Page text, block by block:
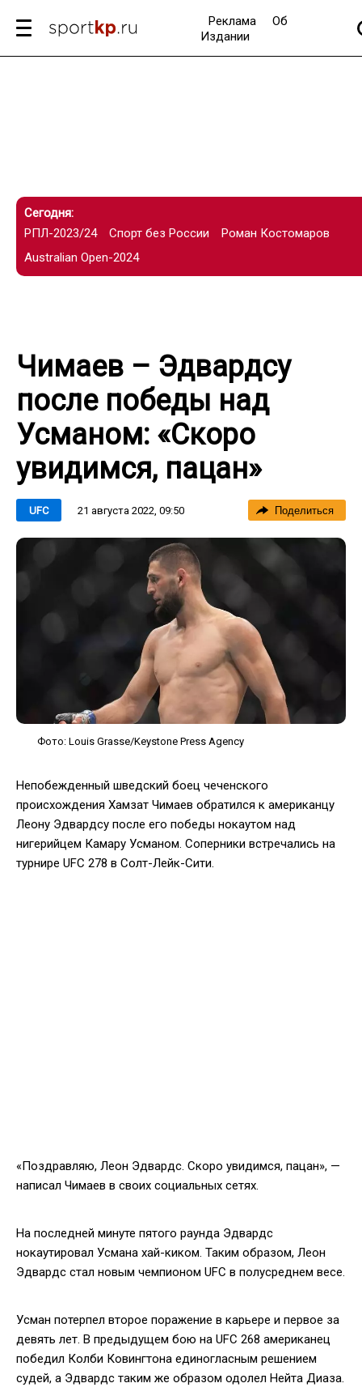
Реклама
Об
Издании
Сегодня:
РПЛ-2023/24
Спорт без России
Роман Костомаров
Australian Open-2024
Чимаев – Эдвардсу
после победы над
Усманом: «Скоро
увидимся, пацан»
UFC 21 августа 2022, 09:50 Поделиться
Фото: Louis Grasse/Keystone Press Agency
Непобежденный шведский боец чеченского
происхождения Хамзат Чимаев обратился к американцу
Леону Эдвардсу после его победы нокаутом над
нигерийцем Камару Усманом. Соперники встречались на
турнире UFC 278 в Солт-Лейк-Сити.
«Поздравляю, Леон Эдвардс. Скоро увидимся, пацан», —
написал Чимаев в своих социальных сетях.
На последней минуте пятого раунда Эдвардс
нокаутировал Усмана хай-киком. Таким образом, Леон
Эдвардс стал новым чемпионом UFC в полусреднем весе.
Усман потерпел второе поражение в карьере и первое за
девять лет. В предыдущем бою на UFC 268 американец
победил Колби Ковингтона единогласным решением
судей, а Эдвардс таким же образом одолел Нейта Диаза.